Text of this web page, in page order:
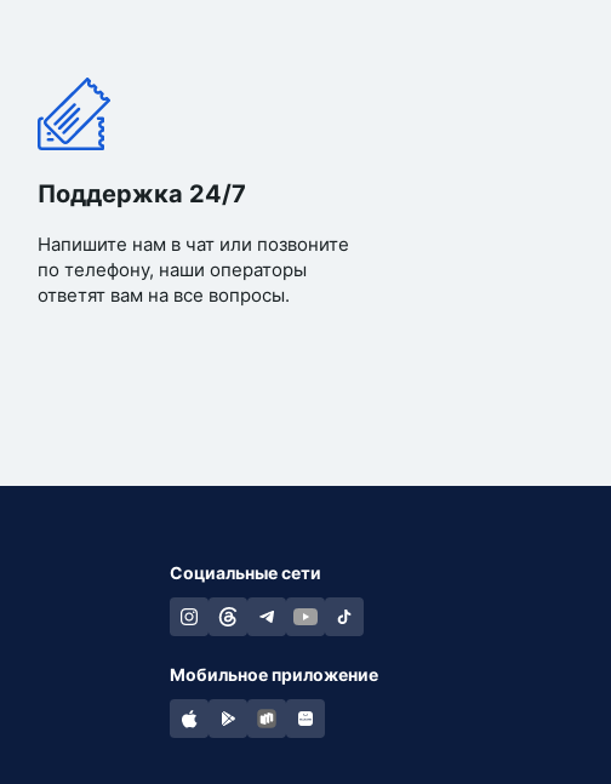
Поддержка 24/7
Напишите нам в чат или позвоните
по телефону, наши операторы
ответят вам на все вопросы.
Социальные сети
Мобильное приложение